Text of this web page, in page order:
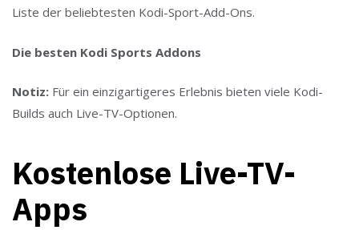
Liste der beliebtesten Kodi-Sport-Add-Ons.
Die besten Kodi Sports Addons
Notiz: Für ein einzigartigeres Erlebnis bieten viele Kodi-
Builds auch Live-TV-Optionen.
Kostenlose Live-TV-
Apps